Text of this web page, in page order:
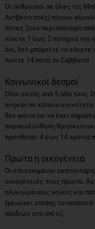
Οι άνθρωποι σε όλες τις
Αντβεντιστές) πίνουν
πότες ζουν περισσότερο
πίνετε 1 έως 2 ποτήρια την
όχι, δεν μπορείτε να
πιείτε 14 ποτά το Σάββατο!
Κοινωνικοί δεσμοί
Όλοι εκτός από 5 από τους
ανήκαν σε κάποια
δεν φαίνεται να έχει
παρακολούθηση
προσθέσει 4 έως 14 χρόνια
Πρώτα η οικογένεια
Οι επιτυχημένοι
οικογένειές τους πρώτα.
ηλικιωμένους γονείς και
(μειώνει επίσης τα
παιδιών στο σπίτι).